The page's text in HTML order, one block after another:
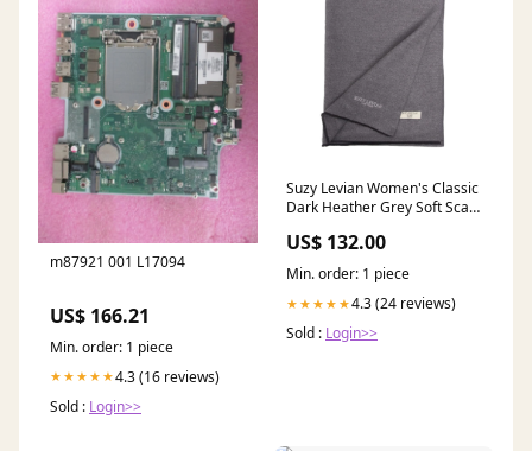
m87921 001 L17094
US$ 166.21
Min. order: 1 piece
★★★★★4.3 (16 reviews)
Sold : Login>>
Suzy Levian Women's Classic
Dark Heather Grey Soft Scarf
US$ 132.00
Min. order: 1 piece
★★★★★4.3 (24 reviews)
Sold : Login>>